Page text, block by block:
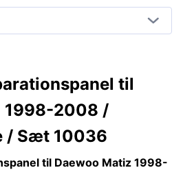
til
1998-2008 /
/ Sæt 10036
til Daewoo Matiz 1998-